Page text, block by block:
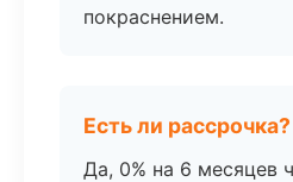
покраснением.
Есть ли рассрочка?
Да, 0% на 6 месяцев